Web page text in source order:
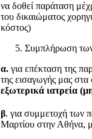
να δοθεί παράταση
του δικαιώματος
κόστος)
Συμπλήρωση
α. για επέκταση της
της εισαγωγής μας στα
εξωτερικά ιατρεία
β. για συμμετοχή των
Μαρτίου στην Αθήνα,